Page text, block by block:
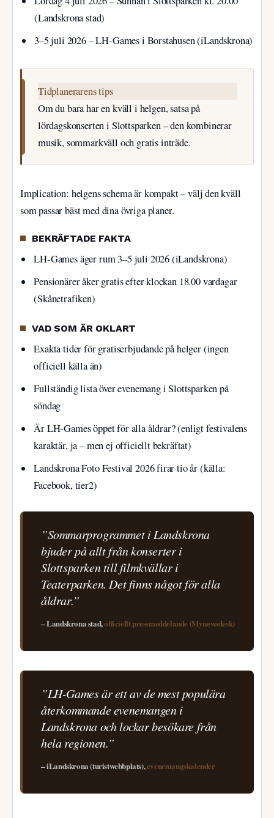
(Landskrona stad)
3–5 juli 2026– LH-Games i Borstahusen (iLandskrona)
Tidplanerarens tips
Om du bara har en kväll i helgen, satsa på
lördagskonserten i Slottsparken – den kombinerar
musik, sommarkväll och gratis inträde.
Implication: helgens schema är kompakt – välj den kväll
som passar bäst med dina övriga planer.
BEKRÄFTADE FAKTA
LH-Games äger rum 3–5 juli 2026 (iLandskrona)
Pensionärer åker gratis efter klockan 18.00 vardagar
(Skånetrafiken)
VAD SOM ÄR OKLART
Exakta tider för gratiserbjudande på helger (ingen
officiell källa än)
Fullständig lista över evenemang i Slottsparken på
söndag
Är LH-Games öppet för alla åldrar? (enligt festivalens
karaktär, ja – men ej officiellt bekräftat)
Landskrona Foto Festival 2026 firar tio år (källa:
Facebook, tier2)
”Sommarprogrammet i Landskrona
bjuder på allt från konserter i
Slottsparken till filmkvällar i
Teaterparken. Det finns något för alla
åldrar.”
– Landskrona stad,officiellt pressmeddelande (Mynewsdesk)
”LH-Games är ett av de mest populära
återkommande evenemangen i
Landskrona och lockar besökare från
hela regionen.”
– iLandskrona (turistwebbplats),evenemangskalender